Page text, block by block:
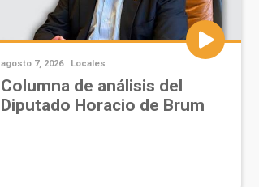
agosto 7, 2026 | Locales
Columna de análisis del
Diputado Horacio de Brum